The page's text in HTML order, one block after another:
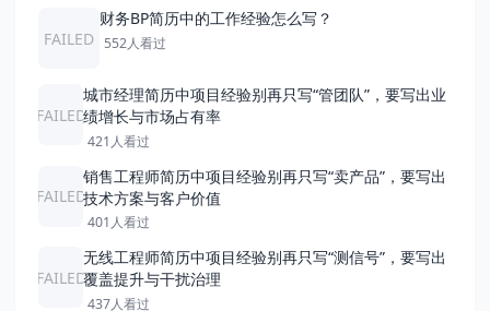
FAILED
财务BP简历中的工作经验怎么写？
552人看过
FAILED
城市经理简历中项目经验别再只写“管团队”，要写出业
绩增长与市场占有率
421人看过
FAILED
销售工程师简历中项目经验别再只写“卖产品”，要写出
技术方案与客户价值
401人看过
FAILED
无线工程师简历中项目经验别再只写“测信号”，要写出
覆盖提升与干扰治理
437人看过